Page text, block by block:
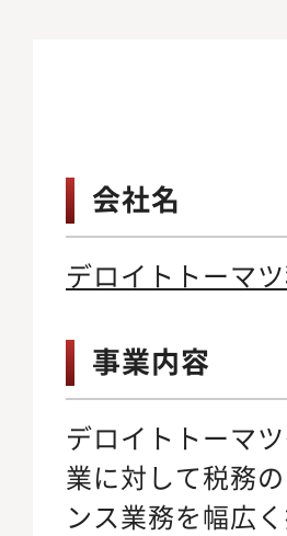
会社名
デロイトトーマ
事業内容
デロイトトーマ
業に対して税務
ンス業務を幅広